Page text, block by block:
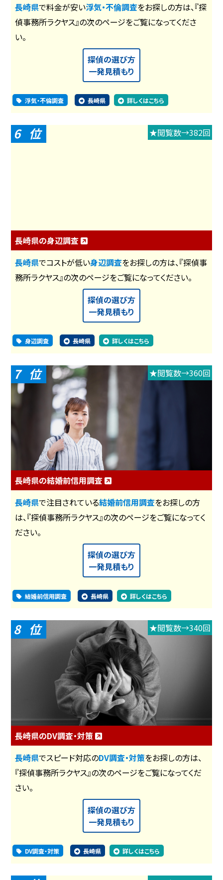
長崎県で料金が安い浮気・不倫調査をお探しの方は、『探
偵事務所ラクヤス』の次のページをご覧になってくださ
い。
探偵の選び方
一発見積もり
浮気・不倫調査 長崎県 詳しくはこちら
6 ★閲覧数→382回
長崎県の身辺調査
長崎県でコストが低い身辺調査をお探しの方は、『探偵事
務所ラクヤス』の次のページをご覧になってください。
探偵の選び方
一発見積もり
身辺調査 長崎県 詳しくはこちら
7 ★閲覧数→360回
長崎県の結婚前信用調査
長崎県で注目されている結婚前信用調査をお探しの方
は、『探偵事務所ラクヤス』の次のページをご覧になってく
ださい。
探偵の選び方
一発見積もり
結婚前信用調査 長崎県 詳しくはこちら
8 ★閲覧数→340回
長崎県のDV調査・対策
長崎県でスピード対応のDV調査・対策をお探しの方は、
『探偵事務所ラクヤス』の次のページをご覧になってくだ
さい。
探偵の選び方
一発見積もり
DV調査・対策 長崎県 詳しくはこちら